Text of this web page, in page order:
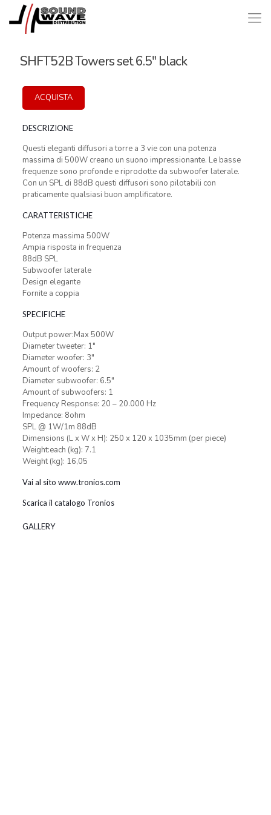
SHFT52B Towers set 6.5″ black
ACQUISTA
DESCRIZIONE
Questi eleganti diffusori a torre a 3 vie con una potenza
massima di 500W creano un suono impressionante. Le basse
frequenze sono profonde e riprodotte da subwoofer laterale.
Con un SPL di 88dB questi diffusori sono pilotabili con
praticamente qualsiasi buon amplificatore.
CARATTERISTICHE
Potenza massima 500W
Ampia risposta in frequenza
88dB SPL
Subwoofer laterale
Design elegante
Fornite a coppia
SPECIFICHE
Output power:Max 500W
Diameter tweeter: 1″
Diameter woofer: 3″
Amount of woofers: 2
Diameter subwoofer: 6.5″
Amount of subwoofers: 1
Frequency Response: 20 – 20.000 Hz
Impedance: 8ohm
SPL @ 1W/1m 88dB
Dimensions (L x W x H): 250 x 120 x 1035mm (per piece)
Weight:each (kg): 7.1
Weight (kg): 16,05
Vai al sito www.tronios.com
Scarica il catalogo Tronios
GALLERY